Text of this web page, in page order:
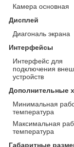
Камера основная
Дисплей
Диагональ экрана
Интерфейсы
Интерфейс для
подключения
устройств
Дополнительные
Минимальная
температура
Максимальная
температура
Габаритные